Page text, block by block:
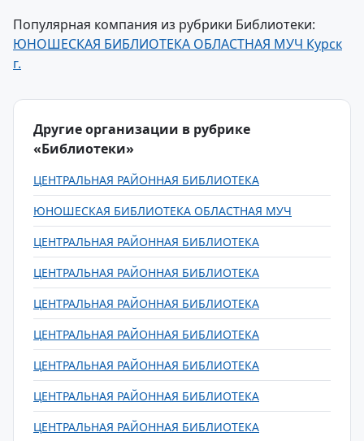
Популярная компания из рубрики Библиотеки:
ЮНОШЕСКАЯ БИБЛИОТЕКА ОБЛАСТНАЯ МУЧ Курск
г.
Другие организации в рубрике
«Библиотеки»
ЦЕНТРАЛЬНАЯ РАЙОННАЯ БИБЛИОТЕКА
ЮНОШЕСКАЯ БИБЛИОТЕКА ОБЛАСТНАЯ МУЧ
ЦЕНТРАЛЬНАЯ РАЙОННАЯ БИБЛИОТЕКА
ЦЕНТРАЛЬНАЯ РАЙОННАЯ БИБЛИОТЕКА
ЦЕНТРАЛЬНАЯ РАЙОННАЯ БИБЛИОТЕКА
ЦЕНТРАЛЬНАЯ РАЙОННАЯ БИБЛИОТЕКА
ЦЕНТРАЛЬНАЯ РАЙОННАЯ БИБЛИОТЕКА
ЦЕНТРАЛЬНАЯ РАЙОННАЯ БИБЛИОТЕКА
ЦЕНТРАЛЬНАЯ РАЙОННАЯ БИБЛИОТЕКА